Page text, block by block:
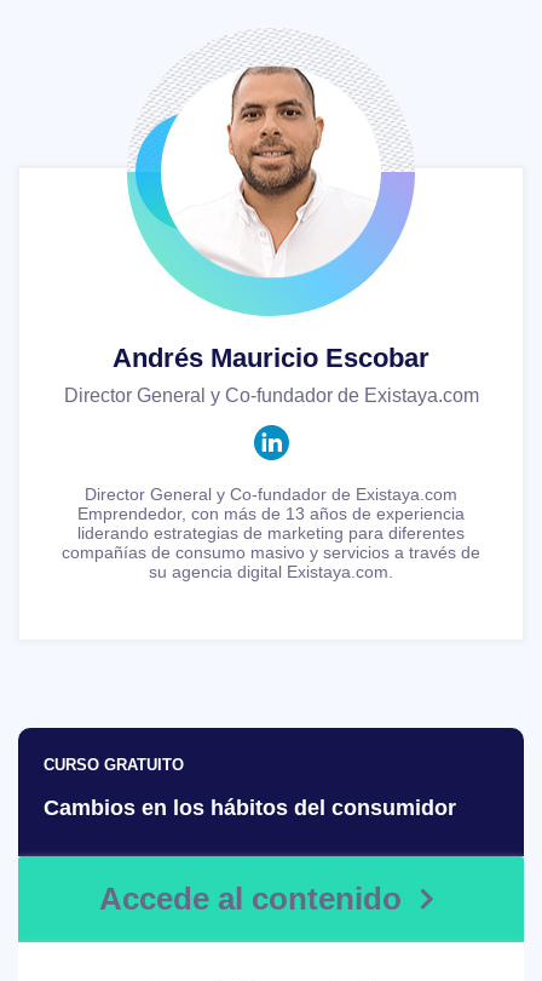
Andrés Mauricio Escobar
Director General y Co-fundador de Existaya.com
Director General y Co-fundador de Existaya.com
Emprendedor, con más de 13 años de experiencia
liderando estrategias de marketing para diferentes
compañías de consumo masivo y servicios a través de
su agencia digital Existaya.com.
CURSO GRATUITO
Cambios en los hábitos del consumidor
Accede al contenido